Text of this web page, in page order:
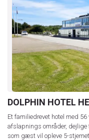
DOLPHIN HOTEL
Et familiedrevet hotel med
afslapnings områder,
som gæst vil opleve 5-stjernet